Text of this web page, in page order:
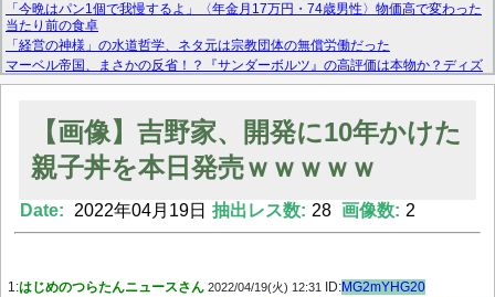
「今晩はパン1個で我慢するよ」〈年金月17万円・74歳男性〉物価高で変わった
当たり前の食卓
「経営の神様」の水道哲学、ネタ元は宗教団体の無償労働だった
マーベル帝国、まさかの反省！？『サンダーボルツ』の高評価は本物か？ディズ
ニーCEOの「量より質」宣言の裏で渦巻くファンの本音とMCUの未来を徹底考
【モー娘。石田亜佑美】ファーストテイク出演も新規獲得ならず？北川莉央が1
【画像あり】FacebookとかTwitterで拾ったエロ画像貼ってくよ
【画像】吉野家、開発に10年かけた
親子丼を本日発売ｗｗｗｗｗ
Date: 2022年04月19日 抽出レス数: 28 画像数: 2
1:はじめのつらたんニュースさん 2022/04/19(火) 12:31 ID:MG2mYHG20